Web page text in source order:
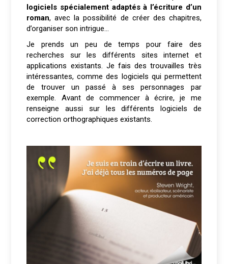
logiciels spécialement adaptés à l’écriture d’un
roman, avec la possibilité de créer des chapitres,
d’organiser son intrigue…
Je prends un peu de temps pour faire des
recherches sur les différents sites internet et
applications existants. Je fais des trouvailles très
intéressantes, comme des logiciels qui permettent
de trouver un passé à ses personnages par
exemple. Avant de commencer à écrire, je me
renseigne aussi sur les différents logiciels de
correction orthographiques existants.